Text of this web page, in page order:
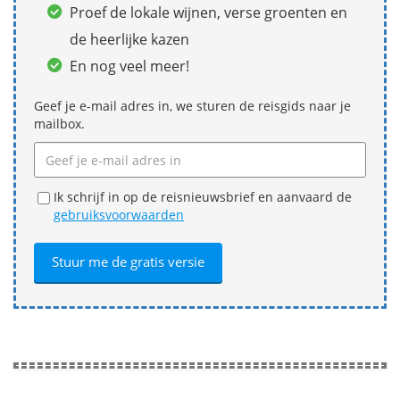
Proef de lokale wijnen, verse groenten en
de heerlijke kazen
En nog veel meer!
Geef je e-mail adres in, we sturen de reisgids naar je
mailbox.
Ik schrijf in op de reisnieuwsbrief en aanvaard de
gebruiksvoorwaarden